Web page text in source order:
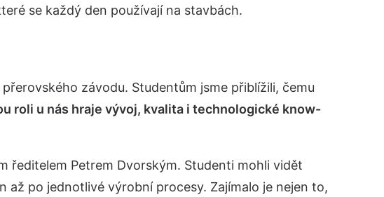
se každý den používají na stavbách.
závodu. Studentům jsme přiblížili, čemu
roli u nás hraje vývoj, kvalita i technologické know-
ředitelem Petrem Dvorským. Studenti mohli vidět
po jednotlivé výrobní procesy. Zajímalo je nejen to,